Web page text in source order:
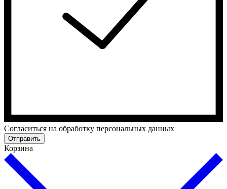
Cогласиться на обработку персональных данных
Отправить
Корзина